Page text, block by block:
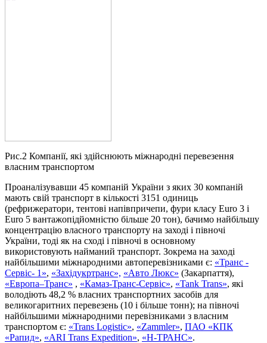
Рис.2 Компанії, які здійснюють міжнародні перевезення
власним транспортом
Проаналізувавши 45 компаній України з яких 30 компаній
мають свій транспорт в кількості 3151 одиниць
(рефрижератори, тентові напівпричепи, фури класу Euro 3 і
Euro 5 вантажопідйомністю більше 20 тон), бачимо найбільшу
концентрацію власного транспорту на заході і півночі
України, тоді як на сході і півночі в основному
використовують найманий транспорт. Зокрема на заході
найбільшими міжнародними автоперевізниками є: «Транс -
Сервіс- 1», «Західукртранс», «Авто Люкс» (Закарпаття),
«Европа–Транс» , «Камаз-Транс-Сервіс», «Tank Trans», які
володіють 48,2 % власних транспортних засобів для
великогаритних перевезень (10 і більше тонн); на півночі
найбільшими міжнародними перевізниками з власним
транспортом є: «Trans Logistic», «Zammler», ПАО «КПК
«Рапид», «ARI Trans Expedition», «Н-ТРАНС».